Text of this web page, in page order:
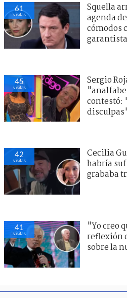
61
visitas
Squella
agenda
cómodos
45
visitas
Sergio
contestó:
42
visitas
Cecilia
habría
grababa
41
visitas
"Yo creo
reflexión
sobre la